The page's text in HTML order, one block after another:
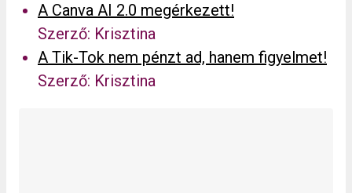
A Canva AI 2.0 megérkezett!
Szerző: Krisztina
A Tik-Tok nem pénzt ad, hanem figyelmet!
Szerző: Krisztina